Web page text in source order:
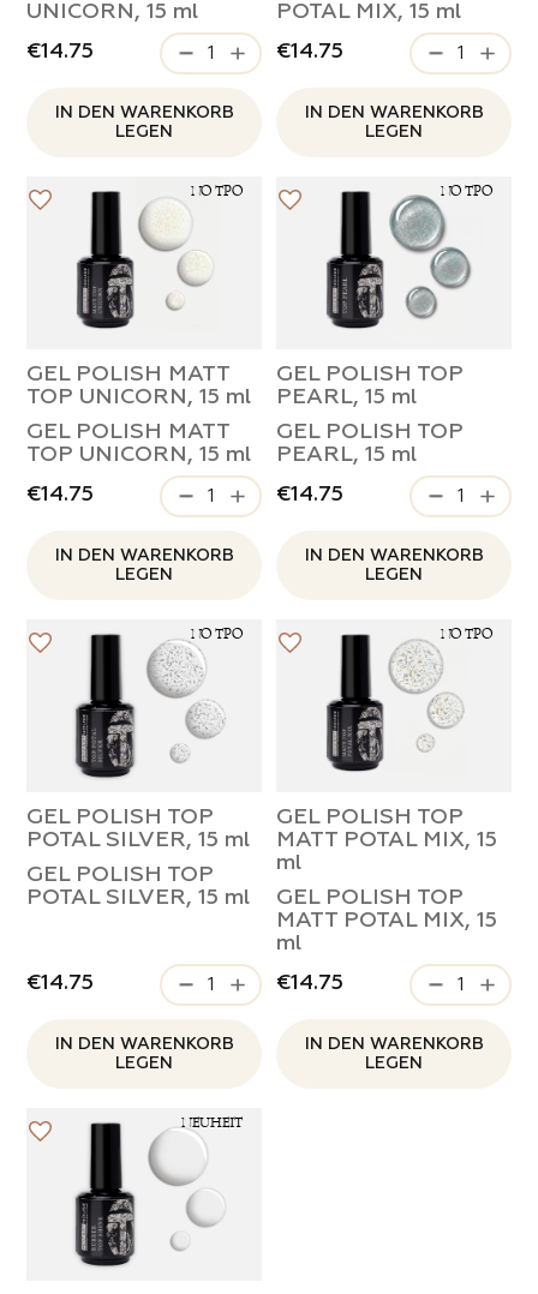
€14.75
IN DEN WARENKORB
LEGEN
UNICORN, 15 ml
€14.75
IN DEN WARENKORB
LEGEN
POTAL MIX, 15 ml
NO TPO
GEL POLISH MATT
TOP UNICORN, 15 ml
€14.75
IN DEN WARENKORB
LEGEN
GEL POLISH MATT
TOP UNICORN, 15 ml
NO TPO
GEL POLISH TOP
PEARL, 15 ml
€14.75
IN DEN WARENKORB
LEGEN
GEL POLISH TOP
PEARL, 15 ml
NO TPO
GEL POLISH TOP
POTAL SILVER, 15 ml
€14.75
IN DEN WARENKORB
LEGEN
GEL POLISH TOP
POTAL SILVER, 15 ml
NO TPO
GEL POLISH TOP
MATT POTAL MIX, 15
ml
€14.75
IN DEN WARENKORB
LEGEN
GEL POLISH TOP
MATT POTAL MIX, 15
ml
NEUHEIT
Bern
Hamburg
London
Ankara
New York
Washington
Passwort
LOGIN
Passwort vergessen?
Ihre Frage
SENDEN
Durch Klicken auf die Schaltfläche "Senden",
stimmen Sie der
Verarbeitung Ihrer
Vorname und Nachname*
Telefonnummer*
Email*
SENDEN SIE DEN
PARTNERSCHAFTSANTRAG
Durch Klicken auf die Schaltfläche "Senden Sie
Verarbeitung Ihrer persönlichen Daten zu
https://mozart-house.de/catalog/bases-
https://mozart-house.de/catalog/bases-
Trendbewertung 4.8
Vorname und Nachname*
Telefonnummer*
Email
Link zum sozialen Netzwerk
Fügen Sie bis zu 5 Fotos hinzu
png, jpg
EINE BEWERTUNG HINTERLASSEN
Durch Klicken auf die Schaltfläche "Eine
Bewertung hinterlassen", stimmen Sie der
Verarbeitung Ihrer persönlichen Daten zu
Was hat dir gefallen*
Email
Telefonnummer*
Link zum sozialen Netzwerk
Fügen Sie bis zu 5 Fotos hinzu
png, jpg
Indem Sie eine Bewertung hinterlassen,
stimmen Sie der
Verarbeitung Ihrer personenbezogenen Daten